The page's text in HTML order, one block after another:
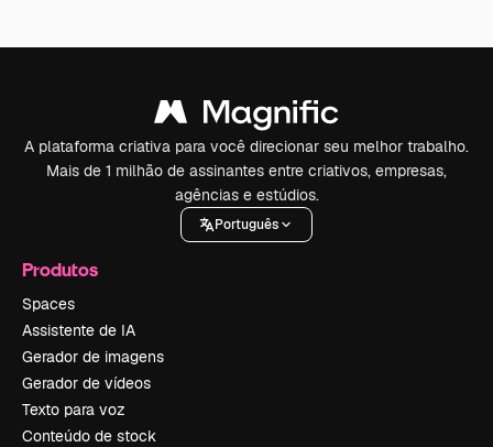
A plataforma criativa para você direcionar seu melhor trabalho.
Mais de 1 milhão de assinantes entre criativos, empresas,
agências e estúdios.
Português
Produtos
Spaces
Assistente de IA
Gerador de imagens
Gerador de vídeos
Texto para voz
Conteúdo de stock